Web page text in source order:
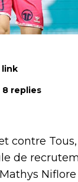
link
8 replies
contre
de
Niflore